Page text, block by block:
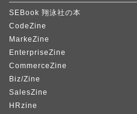
SEBook 翔泳社の本
CodeZine
MarkeZine
EnterpriseZine
CommerceZine
Biz/Zine
SalesZine
HRzine